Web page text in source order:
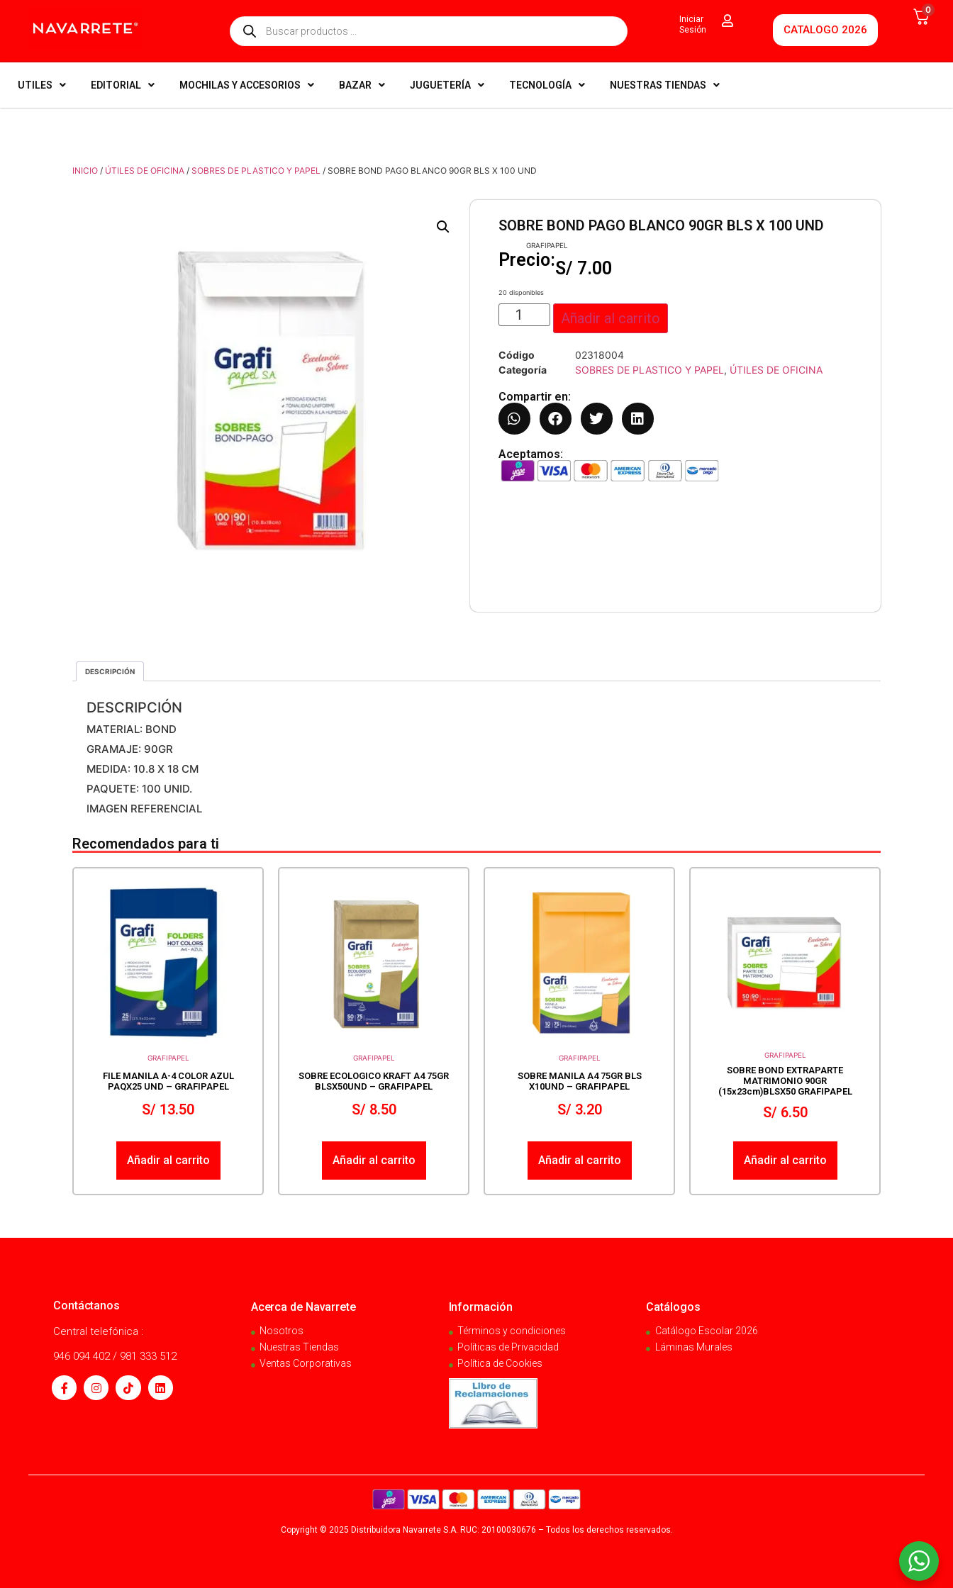
Iniciar
Sesión
CATALOGO 2026
0
UTILES EDITORIAL MOCHILAS Y ACCESORIOS BAZAR JUGUETERÍA TECNOLOGÍA NUESTRAS TIENDAS
INICIO / ÚTILES DE OFICINA / SOBRES DE PLASTICO Y PAPEL / SOBRE BOND PAGO BLANCO 90GR BLS X 100 UND
SOBRE BOND PAGO BLANCO 90GR BLS X 100 UND
GRAFIPAPEL
Precio:S/ 7.00
20 disponibles
Añadir al carrito
Código
02318004
Categoría
SOBRES DE PLASTICO Y PAPEL , ÚTILES DE OFICINA
Compartir en:
Aceptamos:
DESCRIPCIÓN
DESCRIPCIÓN
MATERIAL: BOND
GRAMAJE: 90GR
MEDIDA: 10.8 X 18 CM
PAQUETE: 100 UNID.
IMAGEN REFERENCIAL
Recomendados para ti
GRAFIPAPEL
FILE MANILA A-4 COLOR AZUL
PAQX25 UND – GRAFIPAPEL
S/ 13.50
Añadir al carrito
GRAFIPAPEL
SOBRE ECOLOGICO KRAFT A4 75GR
BLSX50UND – GRAFIPAPEL
S/8.50
Añadir al carrito
GRAFIPAPEL
SOBRE MANILA A4 75GR BLS
X10UND – GRAFIPAPEL
S/3.20
Añadir al carrito
GRAFIPAPEL
SOBRE BOND EXTRAPARTE
MATRIMONIO 90GR
(15x23cm)BLSX50 GRAFIPAPEL
S/6.50
Añadir al carrito
Contáctanos
Central telefónica :
946 094 402 / 981 333 512
Acerca de Navarrete
Nosotros
Nuestras Tiendas
Ventas Corporativas
Información
Términos y condiciones
Políticas de Privacidad
Política de Cookies
Catálogos
Catálogo Escolar 2026
Láminas Murales
Copyright © 2025 Distribuidora Navarrete S.A. RUC: 20100030676 – Todos los derechos reservados.